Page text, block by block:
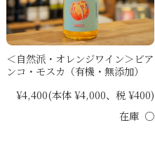
＜自然派・オレンジワイン＞ビア
ンコ・モスカ（有機・無添加）
¥4,400(本体 ¥4,000、税 ¥400)
在庫 ○